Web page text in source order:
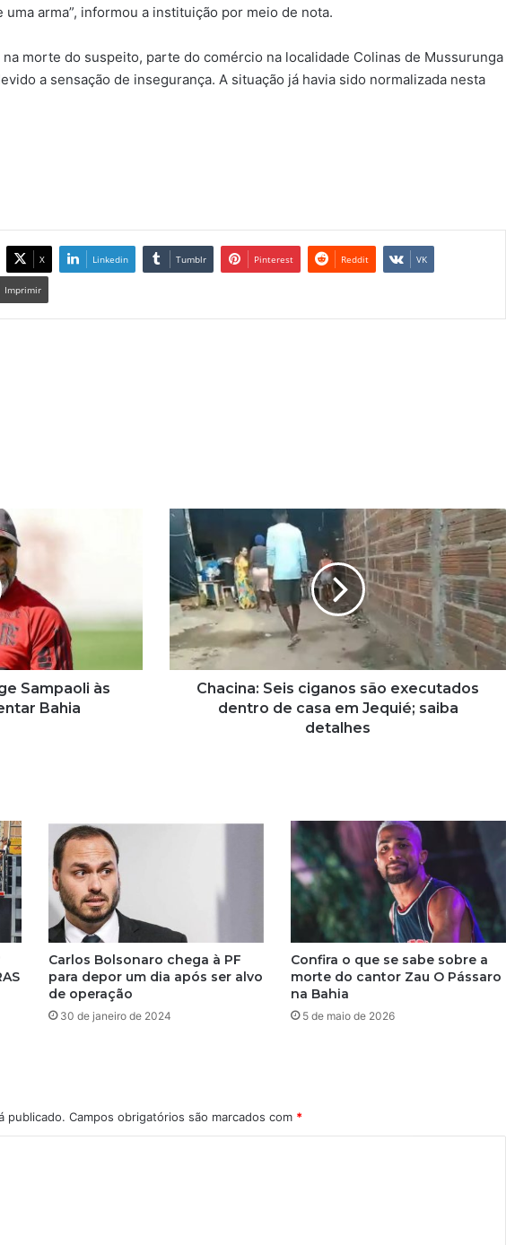
uma arma”, informou a instituição por meio de nota.
morte do suspeito, parte do comércio na localidade Colinas de Mussurunga
a sensação de insegurança. A situação já havia sido normalizada nesta
X Linkedin Tumblr Pinterest Reddit VK
Imprimir
Sampaoli às
Bahia
C
h
c
i
a
:
S
e
d
e
Chacina: Seis ciganos são executados
dentro de casa em Jequié; saiba
detalhes
Carlos Bolsonaro chega à PF
para depor um dia após ser alvo
de operação
30 de janeiro de 2024
Confira o que se sabe sobre a
morte do cantor Zau O Pássaro
na Bahia
5 de maio de 2026
publicado. Campos obrigatórios são marcados com *